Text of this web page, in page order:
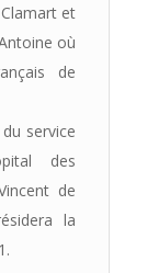
et
où
de
service
des
de
la